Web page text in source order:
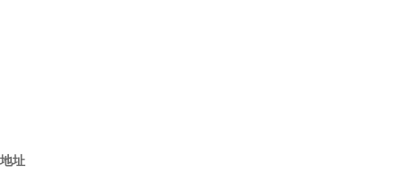
地址